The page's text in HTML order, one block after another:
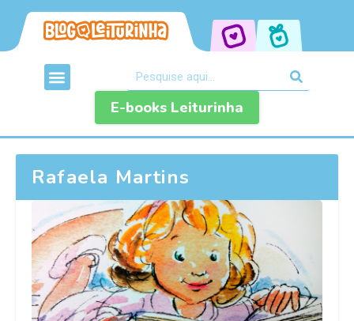
E-books Leiturinha
Rafaela Martins